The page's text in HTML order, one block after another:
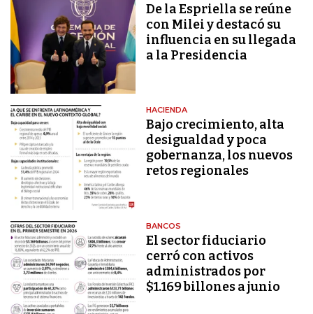
De la Espriella se reúne
con Milei y destacó su
influencia en su llegada
a la Presidencia
HACIENDA
Bajo crecimiento, alta
desigualdad y poca
gobernanza, los nuevos
retos regionales
BANCOS
El sector fiduciario
cerró con activos
administrados por
$1.169 billones a junio